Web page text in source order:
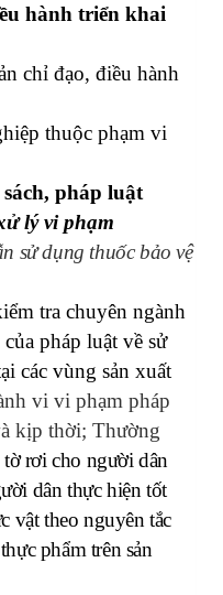
hành triển khai
chỉ đạo, điều hành
thuộc phạm vi
pháp luật
lý vi phạm
sử dụng thuốcbảo vệ
tra chuyên ngành
pháp luật về sử
các vùng sản xuất
vi vi phạm pháp
kịp thời; Thường
rơi cho người dân
dân thực hiện tốt
vật theo nguyên tắc
phẩm trên sản